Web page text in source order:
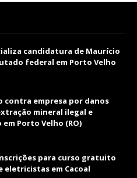
candidatura de Maurício
federal em Porto Velho
contra empresa por danos
mineral ilegal e
Porto Velho (RO)
para curso gratuito
eletricistas em Cacoal